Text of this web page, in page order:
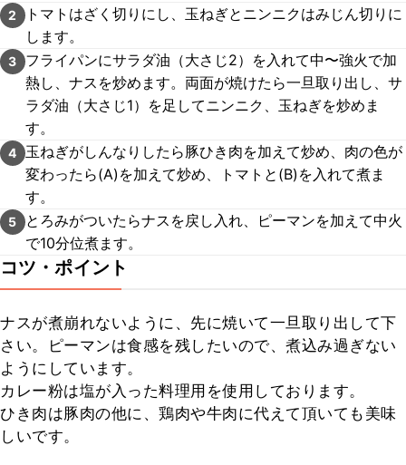
2
トマトはざく切りにし、玉ねぎとニンニクはみじん切りに
します。
3
フライパンにサラダ油（大さじ2）を入れて中〜強火で加
熱し、ナスを炒めます。両面が焼けたら一旦取り出し、サ
ラダ油（大さじ1）を足してニンニク、玉ねぎを炒めま
す。
4
玉ねぎがしんなりしたら豚ひき肉を加えて炒め、肉の色が
変わったら(A)を加えて炒め、トマトと(B)を入れて煮ま
す。
5
とろみがついたらナスを戻し入れ、ピーマンを加えて中火
で10分位煮ます。
コツ・ポイント
ナスが煮崩れないように、先に焼いて一旦取り出して下
さい。ピーマンは食感を残したいので、煮込み過ぎない
ようにしています。
カレー粉は塩が入った料理用を使用しております。
ひき肉は豚肉の他に、鶏肉や牛肉に代えて頂いても美味
しいです。